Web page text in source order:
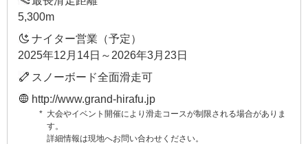
5,300m
ナイター営業（予定）
2025年12月14日～2026年3月23日
スノーボード全面滑走可
http://www.grand-hirafu.jp
大会やイベント開催により滑走コースが制限される場合がありま
す。
詳細情報は現地へお問い合わせください。